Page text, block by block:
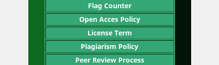
Flag Counter
Open Acces Policy
License Term
Plagiarism Policy
Peer Review Process